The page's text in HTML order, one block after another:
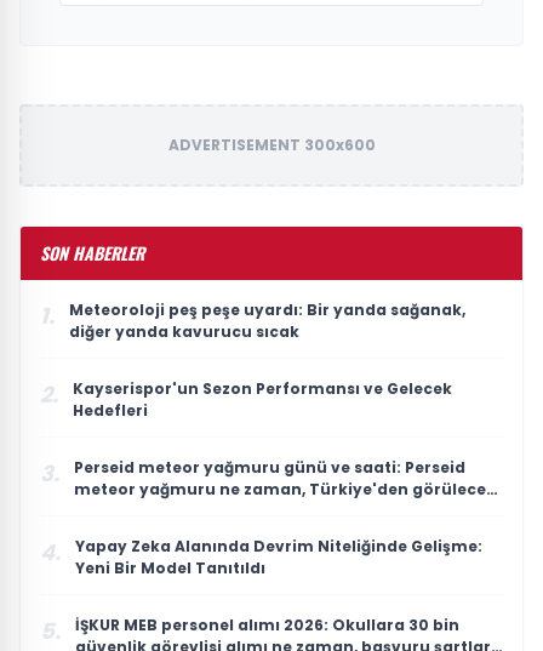
ADVERTISEMENT 300x600
SON HABERLER
1.
Meteoroloji peş peşe uyardı: Bir yanda sağanak,
diğer yanda kavurucu sıcak
2.
Kayserispor'un Sezon Performansı ve Gelecek
Hedefleri
3.
Perseid meteor yağmuru günü ve saati: Perseid
meteor yağmuru ne zaman, Türkiye'den görülecek
4.
Yapay Zeka Alanında Devrim Niteliğinde Gelişme:
Yeni Bir Model Tanıtıldı
5.
İŞKUR MEB personel alımı 2026: Okullara 30 bin
güvenlik görevlisi alımı ne zaman, başvuru şartları